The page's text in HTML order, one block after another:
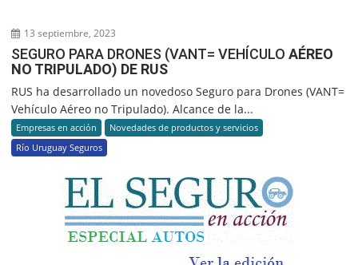
13 septiembre, 2023
SEGURO PARA DRONES (VANT= VEHÍCULOAÉREO
NO TRIPULADO) DE RUS
RUS ha desarrollado un novedoso Seguro para Drones (VANT=
Vehículo Aéreo no Tripulado). Alcance de la...
Empresas en acción
Novedades de productos y servicios
Río Uruguay Seguros